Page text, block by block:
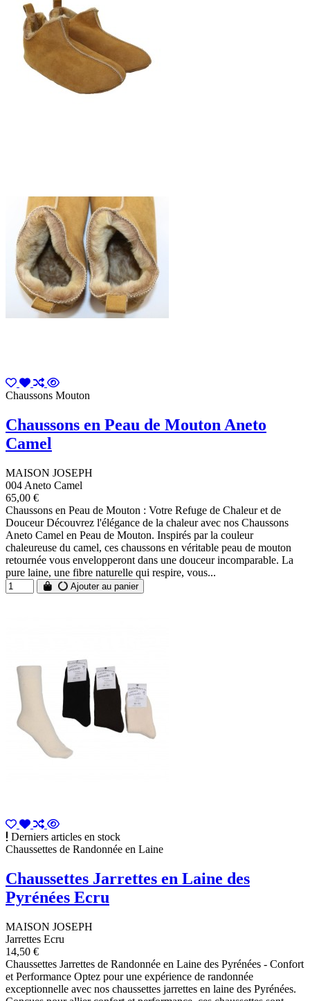
Chaussons Mouton
Chaussons en Peau de Mouton Aneto
Camel
MAISON JOSEPH
004 Aneto Camel
65,00 €
Chaussons en Peau de Mouton : Votre Refuge de Chaleur et de
Douceur Découvrez l'élégance de la chaleur avec nos Chaussons
Aneto Camel en Peau de Mouton. Inspirés par la couleur
chaleureuse du camel, ces chaussons en véritable peau de mouton
retournée vous envelopperont dans une douceur incomparable. La
pure laine, une fibre naturelle qui respire, vous...
Ajouter au panier
Derniers articles en stock
Chaussettes de Randonnée en Laine
Chaussettes Jarrettes en Laine des
Pyrénées Ecru
MAISON JOSEPH
Jarrettes Ecru
14,50 €
Chaussettes Jarrettes de Randonnée en Laine des Pyrénées - Confort
et Performance Optez pour une expérience de randonnée
exceptionnelle avec nos chaussettes jarrettes en laine des Pyrénées.